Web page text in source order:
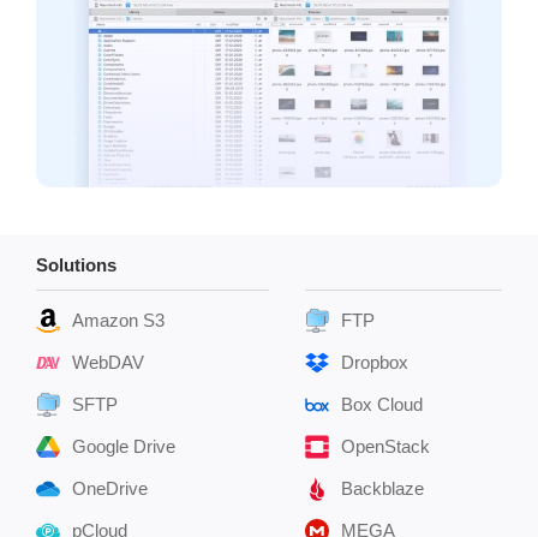
Solutions
Amazon S3
WebDAV
SFTP
Google Drive
OneDrive
pCloud
FTP
Dropbox
Box Cloud
OpenStack
Backblaze
MEGA